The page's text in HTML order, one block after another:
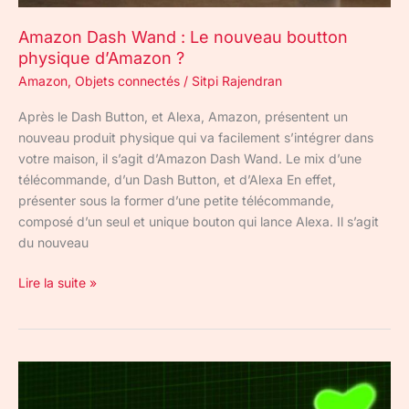
Amazon Dash Wand : Le nouveau boutton
physique d’Amazon ?
Amazon, Objets connectés / Sitpi Rajendran
Après le Dash Button, et Alexa, Amazon, présentent un
nouveau produit physique qui va facilement s’intégrer dans
votre maison, il s’agit d’Amazon Dash Wand. Le mix d’une
télécommande, d’un Dash Button, et d’Alexa En effet,
présenter sous la former d’une petite télécommande,
composé d’un seul et unique bouton qui lance Alexa. Il s’agit
du nouveau
Lire la suite »